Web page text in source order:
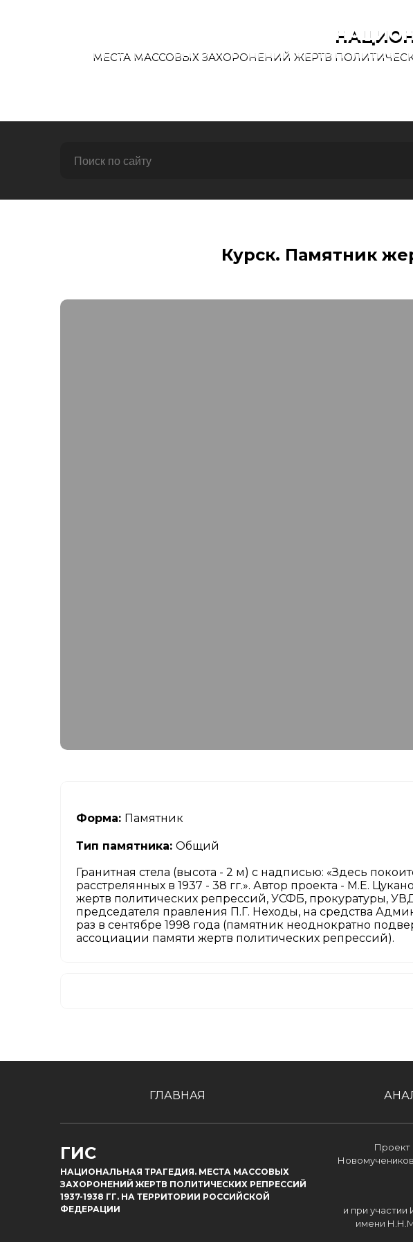
МЕСТА МАССОВЫХ ЗАХОРОНЕНИЙ ЖЕРТВ
Курск. Памятник
Форма: Памятник
Тип памятника: Общий
Гранитная стела (высота - 2 м) с надписью: «Здесь
расстрелянных в 1937 - 38 гг.». Автор проекта - М.Е.
жертв политических репрессий, УСФБ, прокуратуры,
председателя правления П.Г. Неходы, на средства
раз в сентябре 1998 года (памятник неоднократно
ассоциации памяти жертв политических репрессий).
ГЛАВНАЯ
ГИС
НАЦИОНАЛЬНАЯ ТРАГЕДИЯ. МЕСТА МАССОВЫХ
ЗАХОРОНЕНИЙ ЖЕРТВ ПОЛИТИЧЕСКИХ РЕПРЕССИЙ
1937-1938 ГГ. НА ТЕРРИТОРИИ РОССИЙСКОЙ
ФЕДЕРАЦИИ
Проект
и при участии
имени